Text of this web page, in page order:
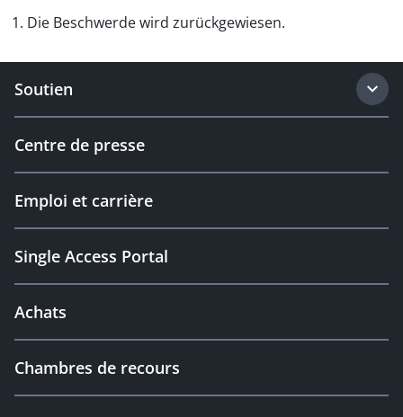
1. Die Beschwerde wird zurückgewiesen.
Soutien
Centre de presse
Emploi et carrière
Single Access Portal
Achats
Chambres de recours